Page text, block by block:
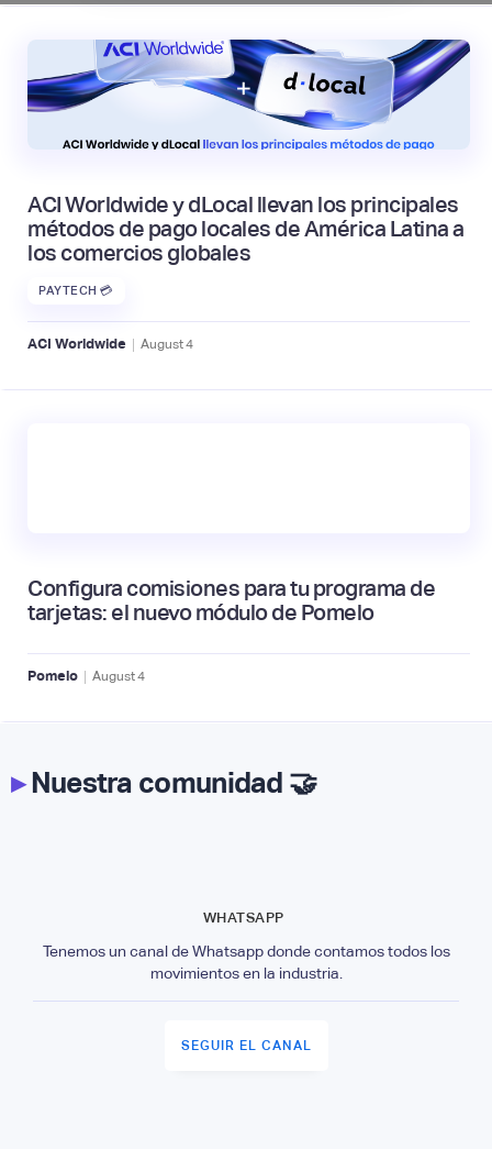
ACI Worldwide y dLocal llevan los principales
métodos de pago locales de América Latina a
los comercios globales
PAYTECH 💳
ACI Worldwide | August4
Configura comisiones para tu programa de
tarjetas: el nuevo módulo de Pomelo
Pomelo | August4
▸Nuestra comunidad 🤝
WHATSAPP
Tenemos un canal de Whatsapp donde contamos todos los
movimientos en la industria.
SEGUIR EL CANAL